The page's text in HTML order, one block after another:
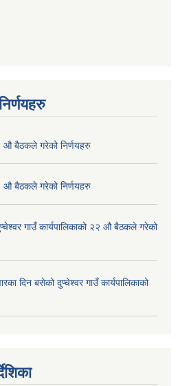
औ बैठकले गरेको निर्णयहरु
औ बैठकले गरेको निर्णयहरु
गाउँ कार्यपालिकाको २२ औ बैठकले गरेको
दिन बसेको दुप्चेश्वर गाउँ कार्यपालिकाको